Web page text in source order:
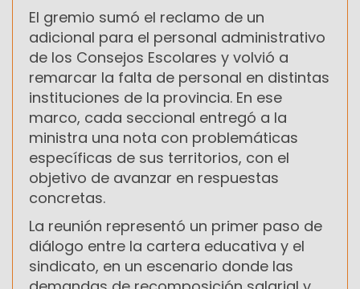
El gremio sumó el reclamo de un
adicional para el personal administrativo
de los Consejos Escolares y volvió a
remarcar la falta de personal en distintas
instituciones de la provincia. En ese
marco, cada seccional entregó a la
ministra una nota con problemáticas
específicas de sus territorios, con el
objetivo de avanzar en respuestas
concretas.
La reunión representó un primer paso de
diálogo entre la cartera educativa y el
sindicato, en un escenario donde las